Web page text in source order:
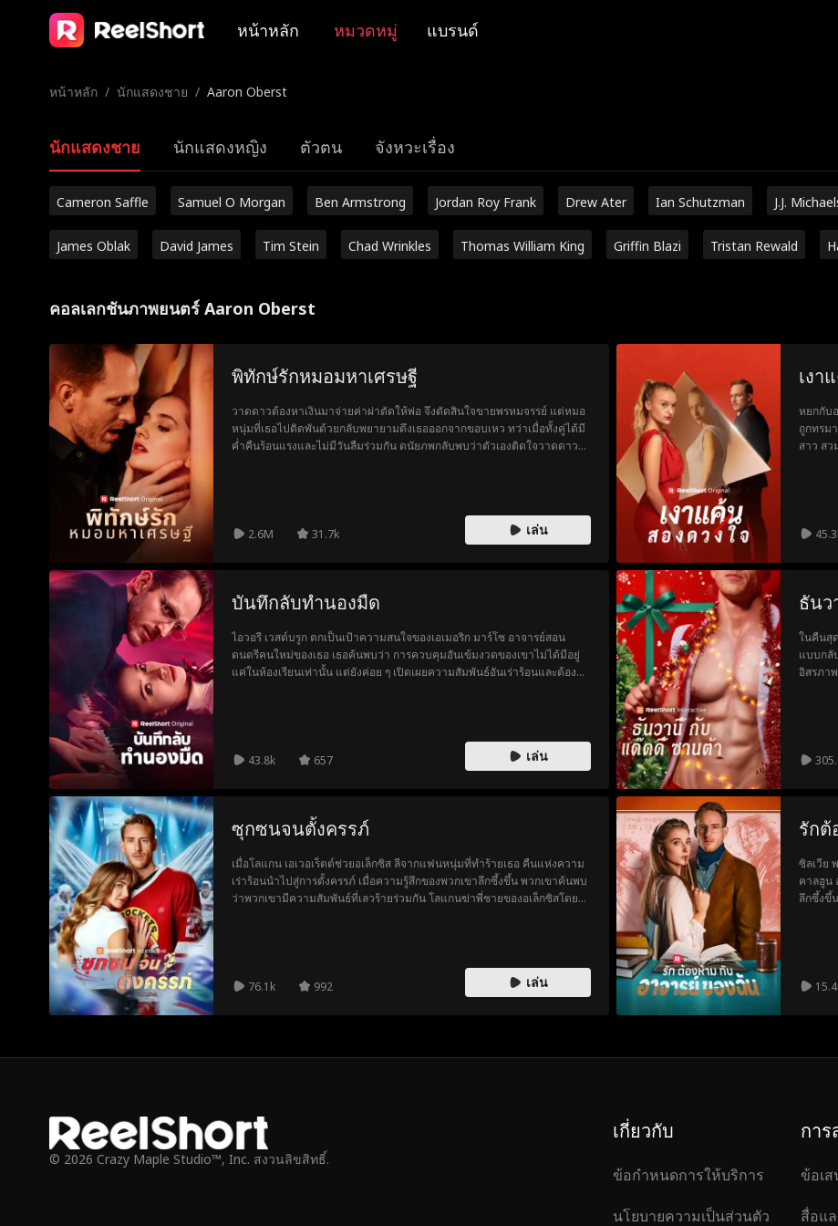
หน้าหลัก หมวดหมู่ แบรนด์
หน้าหลัก / นักแสดงชาย / Aaron Oberst
นักแสดงชาย นักแสดงหญิง ตัวตน จังหวะเรื่อง
Cameron Saffle Samuel O Morgan Ben Armstrong Jordan Roy Frank Drew Ater Ian Schutzman J.J.
James Oblak David James Tim Stein Chad Wrinkles Thomas William King Griffin Blazi Tristan Rewald
คอลเลกชันภาพยนตร์ Aaron Oberst
พิทักษ์รักหมอมหาเศรษฐี
วาดดาวต้องหาเงินมาจ่ายค่าผ่าตัดให้พ่อ จึงตัดสินใจขายพรหมจรรย์ แต่หมอ
หนุ่มที่เธอไปติดพันด้วยกลับพยายามดึงเธอออกจากขอบเหว ทว่าเมื่อทั้งคู่ได้มี
ค่ำคืนร้อนแรงและไม่มีวันลืมร่วมกัน ดนัยภพกลับพบว่าตัวเองติดใจวาดดาว
2.6M 31.7k เล่น
เงา
หยกกับ
ถูกทรม
สาว ส
บันทึกลับทำนองมืด
ไอวอรี เวสต์บรูก ตกเป็นเป้าความสนใจของเอเมอริก มาร์โซ อาจารย์สอน
ดนตรีคนใหม่ของเธอ เธอค้นพบว่า การควบคุมอันเข้มงวดของเขาไม่ได้มีอยู่
แค่ในห้องเรียนเท่านั้น แต่ยังค่อย ๆ เปิดเผยความสัมพันธ์อันเร่าร้อนและต้อง
43.8k 657 เล่น
ธัน
ในคืนสุ
แบบกลั
อิสรภา
ซุกซนจนตั้งครรภ์
เมื่อโลแกน เอเวอเร็ตต์ช่วยอเล็กซิส ลีจากแฟนหนุ่มที่ทำร้ายเธอ คืนแห่งความ
เร่าร้อนนำไปสู่การตั้งครรภ์ เมื่อความรู้สึกของพวกเขาลึกซึ้งขึ้น พวกเขาค้นพบ
ว่าพวกเขามีความสัมพันธ์ที่เลวร้ายร่วมกัน โลแกนฆ่าพี่ชายของอเล็กซิสโดยไม่
76.1k 992 เล่น
รักต้
ซิลเวีย
คาลฮูน
ลึกซึ้งขึ้
© 2026 Crazy Maple Studio™, Inc. สงวนลิขสิทธิ์.
เกี่ยวกับ
ข้อกำหนดการให้บริการ
นโยบายความเป็นส่วนตัว
กา
ข้อเ
สื่อแ